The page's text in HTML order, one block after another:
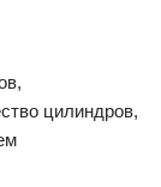
цилиндров,